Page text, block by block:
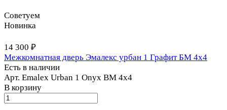
Советуем
Новинка
14 300 ₽
Межкомнатная дверь Эмалекс урбан 1 Графит БМ 4x4
Есть в наличии
Арт. Emalex Urban 1 Onyx BM 4x4
В корзину